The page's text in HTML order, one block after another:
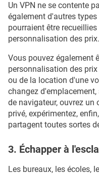
Un VPN ne se contente
également d'autres
pourraient être
personnalisation des prix.
Vous pouvez également
personnalisation des
ou de la location d'une
changez
de navigateur, ouvrez
privé, expérimentez,
partagent toutes sortes
3. Échapper à
Les bureaux, les écoles,